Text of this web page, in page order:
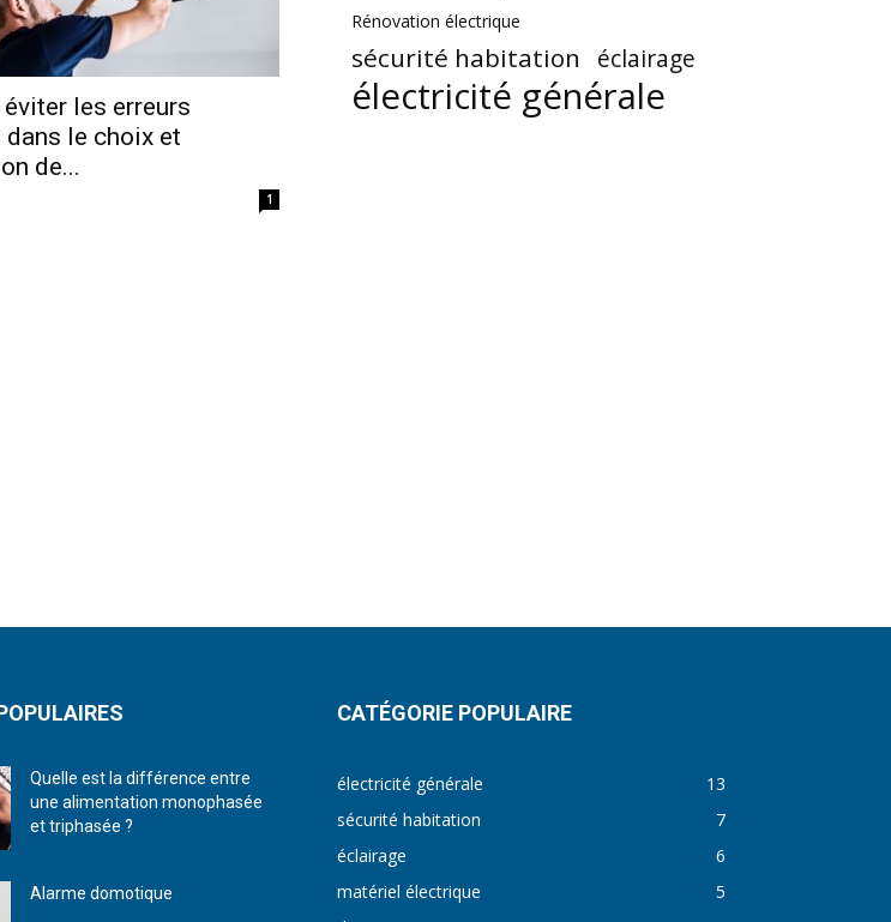
les erreurs
dans le choix et
de...
1
Rénovation électrique
sécurité habitation éclairage
électricité générale
Quelle est la différence entre
une alimentation monophasée
et triphasée ?
Alarme domotique
CATÉGORIE POPULAIRE
électricité générale
13
sécurité habitation
7
éclairage
6
matériel électrique
5